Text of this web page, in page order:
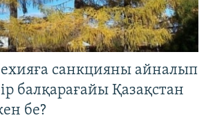
санкцияны айналып
балқарағайы Қазақстан
бе?